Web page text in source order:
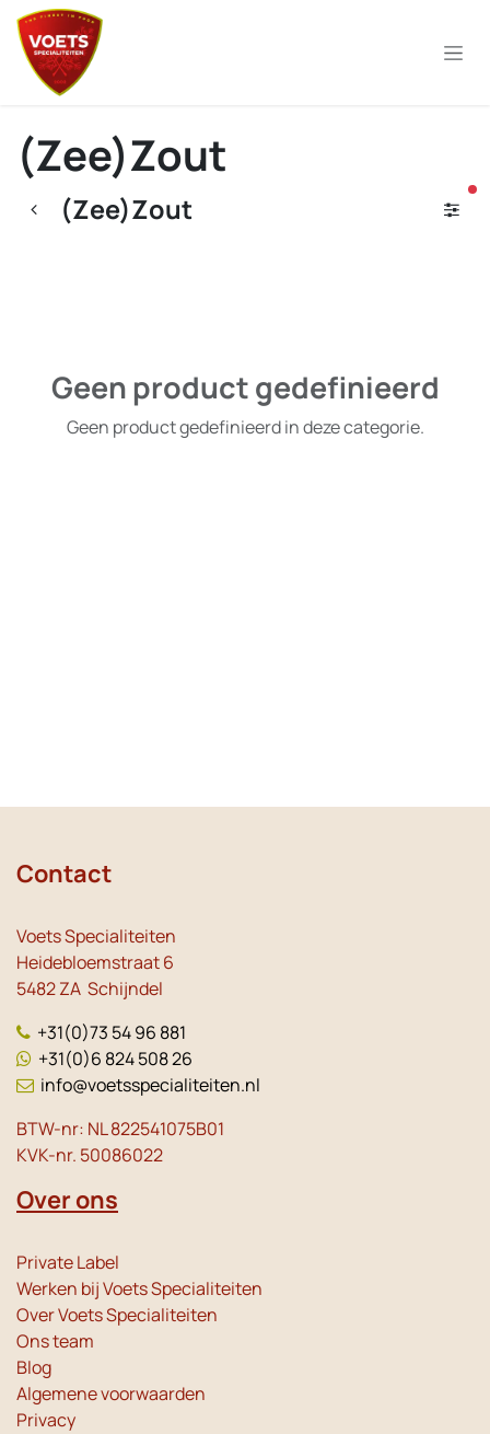
Overslaan naar inhoud
(Zee)Zout
(Zee)Zout
Geen product gedefinieerd
Geen product gedefinieerd in deze categorie.
Contact
Voets Specialiteiten
Heidebloemstraat 6
5482 ZA Schijndel
+31(0)73 54 96 881
+31(0)6 824 508 26
info@voetsspecialiteiten.nl
BTW-nr: NL 822541075B01
KVK-nr. 50086022
Over ons
Private Label
Werken bij Voets Specialiteiten
Over Voets Specialiteiten
Ons team
Blog
Algemene voorwaarden
Privacy